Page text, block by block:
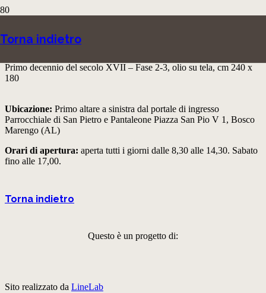
Torna indietro
Immacolata Concezione
Primo decennio del secolo XVII – Fase 2-3, olio su tela, cm 240 x
180
Ubicazione: Primo altare a sinistra dal portale di ingresso
Parrocchiale di San Pietro e Pantaleone Piazza San Pio V 1, Bosco
Marengo (AL)
Orari di apertura: aperta tutti i giorni dalle 8,30 alle 14,30. Sabato
fino alle 17,00.
Torna indietro
Questo è un progetto di:
Sito realizzato da LineLab